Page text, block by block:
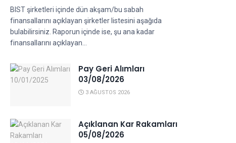
BIST şirketleri içinde dün akşam/bu sabah
finansallarını açıklayan şirketler listesini aşağıda
bulabilirsiniz. Raporun içinde ise, şu ana kadar
finansallarını açıklayan...
Pay Geri Alımları
03/08/2026
3 AĞUSTOS 2026
Açıklanan Kar Rakamları
05/08/2026